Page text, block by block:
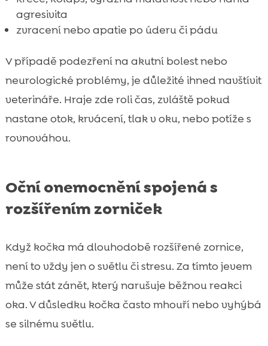
agresivita
zvracení nebo apatie po úderu či pádu
V případě podezření na akutní bolest nebo
neurologické problémy, je důležité ihned navštívit
veterináře. Hraje zde roli čas, zvláště pokud
nastane otok, krvácení, tlak v oku, nebo potíže s
rovnováhou.
Oční onemocnění spojená s
rozšířením zorniček
Když kočka má dlouhodobě rozšířené zornice,
není to vždy jen o světlu či stresu. Za tímto jevem
může stát zánět, který narušuje běžnou reakci
oka. V důsledku kočka často mhouří nebo vyhýbá
se silnému světlu.